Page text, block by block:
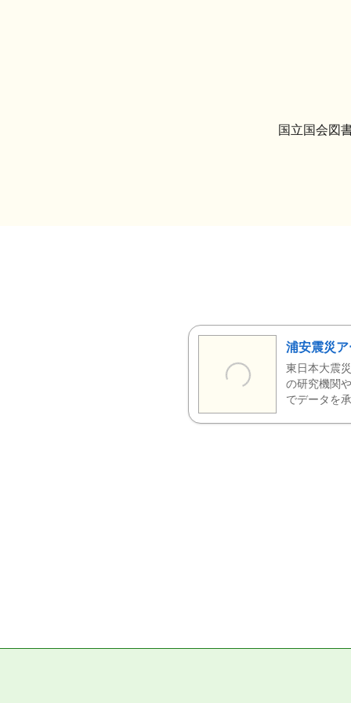
国立国会図
浦安震災ア
東日本大震
の研究機関
でデータを